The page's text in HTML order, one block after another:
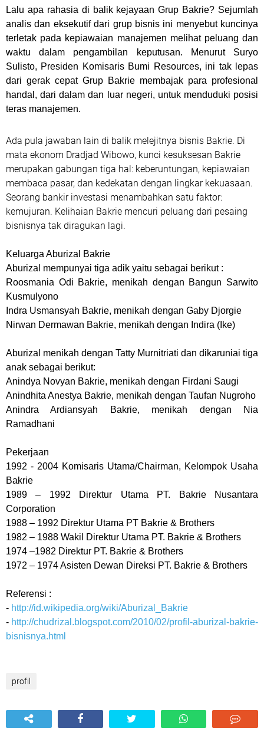
Lalu apa rahasia di balik kejayaan Grup Bakrie? Sejumlah
analis dan eksekutif dari grup bisnis ini menyebut kuncinya
terletak pada kepiawaian manajemen melihat peluang dan
waktu dalam pengambilan keputusan. Menurut Suryo
Sulisto, Presiden Komisaris Bumi Resources, ini tak lepas
dari gerak cepat Grup Bakrie membajak para profesional
handal, dari dalam dan luar negeri, untuk menduduki posisi
teras manajemen.
Ada pula jawaban lain di balik melejitnya bisnis Bakrie. Di
mata ekonom Dradjad Wibowo, kunci kesuksesan Bakrie
merupakan gabungan tiga hal: keberuntungan, kepiawaian
membaca pasar, dan kedekatan dengan lingkar kekuasaan.
Seorang bankir investasi menambahkan satu faktor:
kemujuran. Kelihaian Bakrie mencuri peluang dari pesaing
bisnisnya tak diragukan lagi.
Keluarga Aburizal Bakrie
Aburizal mempunyai tiga adik yaitu sebagai berikut :
Roosmania Odi Bakrie, menikah dengan Bangun Sarwito
Kusmulyono
Indra Usmansyah Bakrie, menikah dengan Gaby Djorgie
Nirwan Dermawan Bakrie, menikah dengan Indira (Ike)
Aburizal menikah dengan Tatty Murnitriati dan dikaruniai tiga
anak sebagai berikut:
Anindya Novyan Bakrie, menikah dengan Firdani Saugi
Anindhita Anestya Bakrie, menikah dengan Taufan Nugroho
Anindra Ardiansyah Bakrie, menikah dengan Nia
Ramadhani
Pekerjaan
1992 - 2004 Komisaris Utama/Chairman, Kelompok Usaha
Bakrie
1989 – 1992 Direktur Utama PT. Bakrie Nusantara
Corporation
1988 – 1992 Direktur Utama PT Bakrie & Brothers
1982 – 1988 Wakil Direktur Utama PT. Bakrie & Brothers
1974 –1982 Direktur PT. Bakrie & Brothers
1972 – 1974 Asisten Dewan Direksi PT. Bakrie & Brothers
Referensi :
- http://id.wikipedia.org/wiki/Aburizal_Bakrie
- http://chudrizal.blogspot.com/2010/02/profil-aburizal-bakrie-
bisnisnya.html
profil